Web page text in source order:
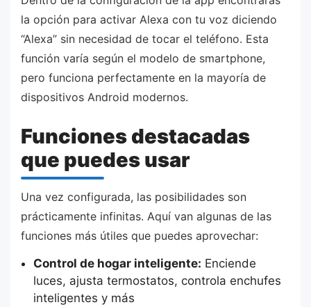
la opción para activar Alexa con tu voz diciendo
“Alexa” sin necesidad de tocar el teléfono. Esta
función varía según el modelo de smartphone,
pero funciona perfectamente en la mayoría de
dispositivos Android modernos.
Funciones destacadas
que puedes usar
Una vez configurada, las posibilidades son
prácticamente infinitas. Aquí van algunas de las
funciones más útiles que puedes aprovechar:
Control de hogar inteligente: Enciende
luces, ajusta termostatos, controla enchufes
inteligentes y más